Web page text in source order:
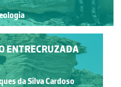
ENTRECRUZADA
da Silva Cardoso